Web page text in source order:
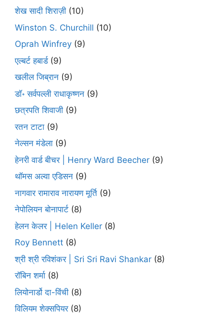
शेख सादी शिराज़ी (10)
Winston S. Churchill (10)
Oprah Winfrey (9)
एल्बर्ट हबार्ड(9)
खलील जिब्रान (9)
डॉ॰ सर्वपल्ली राधाकृष्णन (9)
छत्रपति शिवाजी (9)
रतन टाटा (9)
नेल्सन मंडेला (9)
हेनरी वार्ड बीचर | Henry Ward Beecher (9)
थॉमस अल्वा एडिसन (9)
नागवार रामाराव नारायण मूर्ति (9)
नेपोलियन बोनापार्ट (8)
हेलन केलर | Helen Keller (8)
Roy Bennett (8)
श्री श्री रविशंकर | Sri Sri Ravi Shankar (8)
रॉबिन शर्मा (8)
लियोनार्डो दा-विंची (8)
विलियम शेक्सपियर(8)